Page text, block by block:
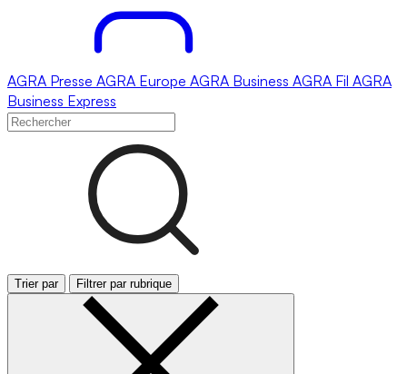
AGRA Presse AGRA Europe AGRA Business AGRA Fil AGRA
Business Express
Trier par Filtrer par rubrique